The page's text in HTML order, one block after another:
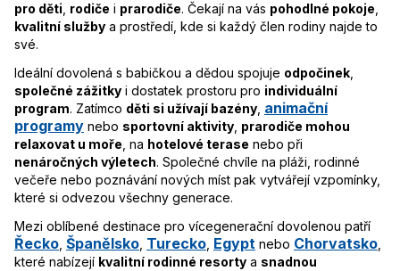
pro děti rodiče i prarodiče. Čekají na vás pohodlné pokoje
kvalitní služby a prostředí, kde si každý člen rodiny najde to
své.
Ideální dovolená s babičkou a dědou spojuje odpočinek
společné zážitky i dostatek prostoru pro individuální
program. Zatímco děti si užívají bazény animační
programy nebo sportovní aktivity prarodiče mohou
relaxovat u moře , na hotelové terase nebo při
nenáročných výletech. Společné chvíle na pláži, rodinné
večeře nebo poznávání nových míst pak vytvářejí vzpomínky,
které si odvezou všechny generace.
Mezi oblíbené destinace pro vícegenerační dovolenou patří
Řecko Španělsko Turecko Egypt nebo Chorvatsko
které nabízejí kvalitní rodinné resorty a snadnou